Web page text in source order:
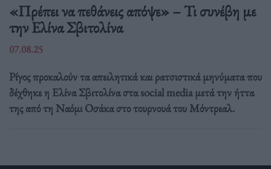
«Πρέπει να πεθάνεις απόψε» – Τι συνέβη με
την Ελίνα Σβιτολίνα
07.08.25
Ρίγος προκαλούν τα απειλητικά και ρατσιστικά μηνύματα που
δέχθηκε η Ελίνα Σβιτολίνα στα social media μετά την ήττα
της από τη Ναόμι Οσάκα στο τουρνουά του Μόντρεαλ.